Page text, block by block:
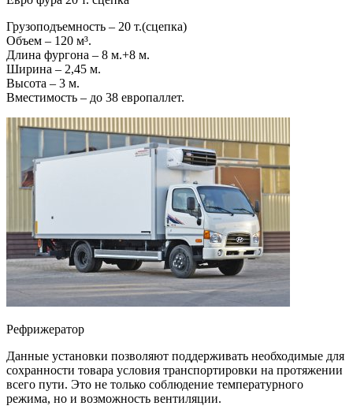
Грузоподъемность – 20 т.(сцепка)
Объем – 120 м³.
Длина фургона – 8 м.+8 м.
Ширина – 2,45 м.
Высота – 3 м.
Вместимость – до 38 европаллет.
Рефрижератор
Данные установки позволяют поддерживать необходимые для
сохранности товара условия транспортировки на протяжении
всего пути. Это не только соблюдение температурного
режима, но и возможность вентиляции.